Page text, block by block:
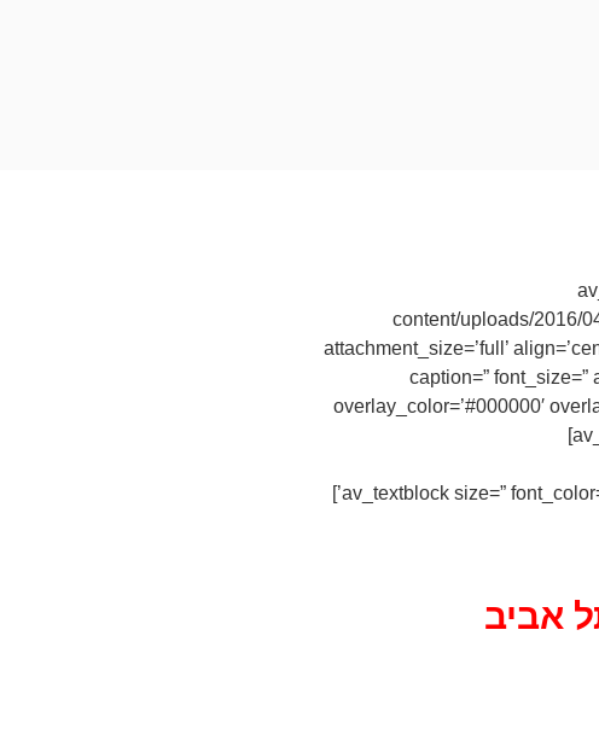
content/uploads/2016/
attachment_size=’full’
caption=” font_size=”
overlay_color=’#000000′
אביב